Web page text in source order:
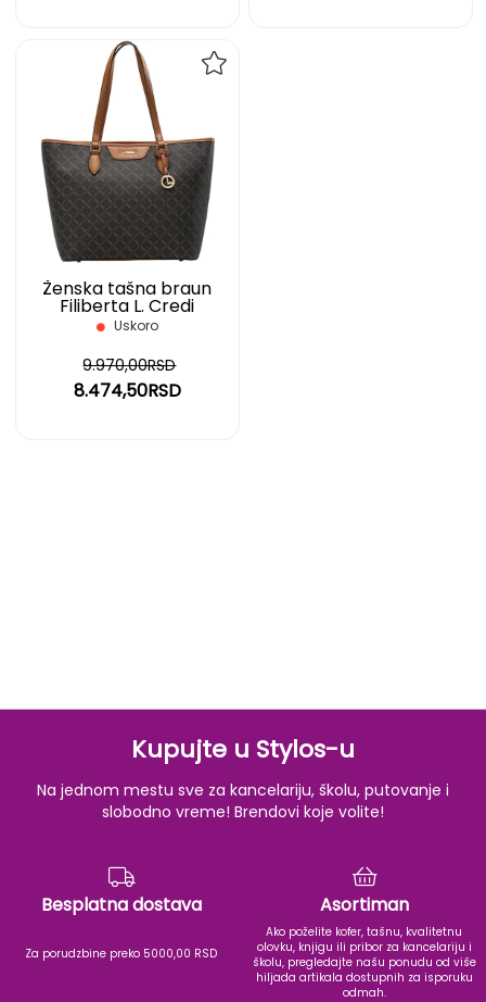
Ženska tašna braun
Filiberta L. Credi
Uskoro
8.474,50RSD
9.970,00RSD
LISTU
Kupujte u Stylos-u
Na jednom mestu sve za kancelariju, školu, putovanje i
slobodno vreme! Brendovi koje volite!
Besplatna dostava
Za porudzbine preko 5000,00 RSD
Asortiman
Ako poželite kofer, tašnu, kvalitetnu
olovku, knjigu ili pribor za kancelariju i
školu, pregledajte našu ponudu od više
hiljada artikala dostupnih za isporuku
odmah.